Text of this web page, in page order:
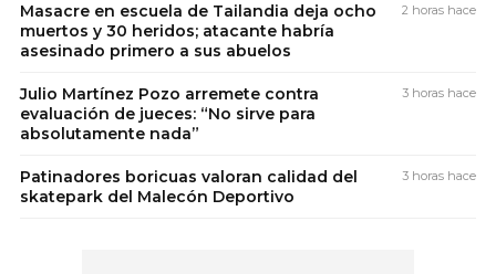
Masacre en escuela de Tailandia deja ocho
muertos y 30 heridos; atacante habría
asesinado primero a sus abuelos
2 horas hace
Julio Martínez Pozo arremete contra
evaluación de jueces: “No sirve para
absolutamente nada”
3 horas hace
Patinadores boricuas valoran calidad del
skatepark del Malecón Deportivo
3 horas hace